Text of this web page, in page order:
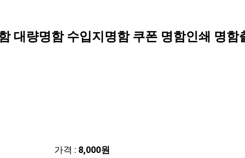
대량명함 수입지명함 쿠폰 명함인쇄 명함
가격 : 8,000원